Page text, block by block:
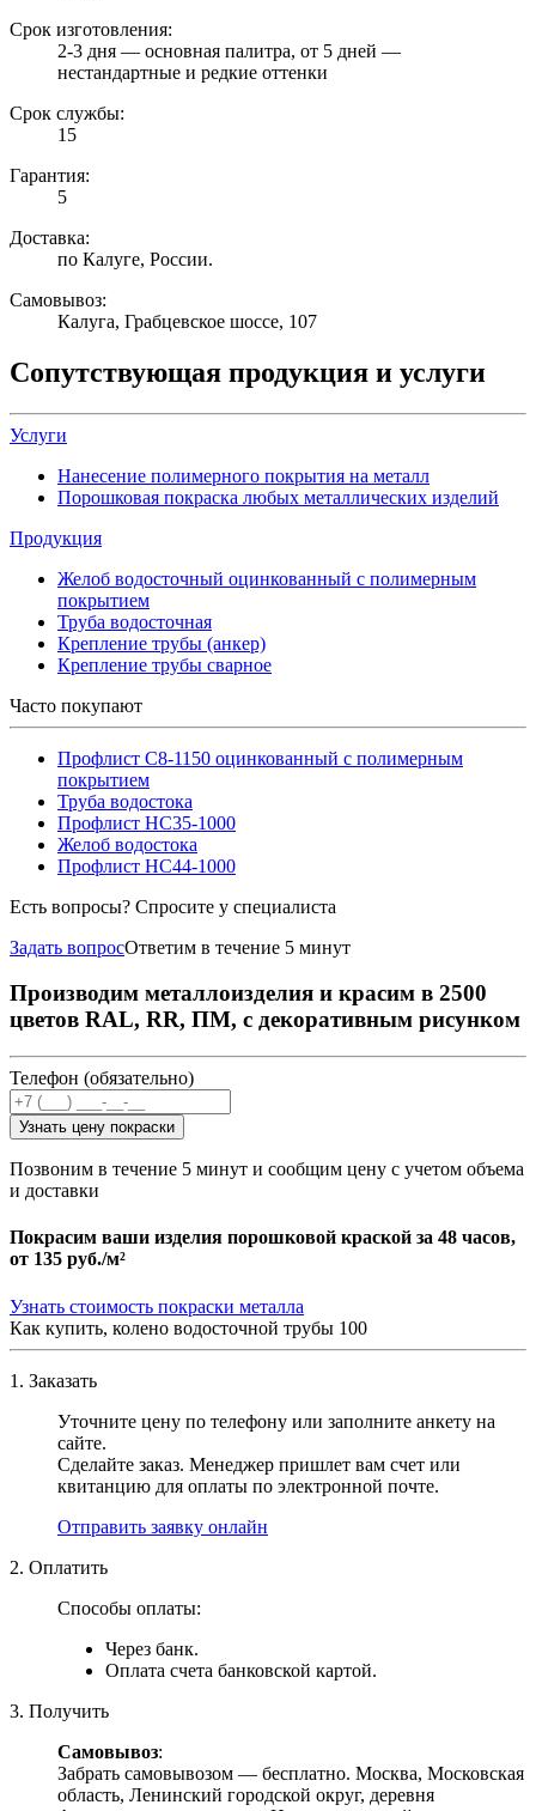
Срок изготовления:
2-3 дня — основная палитра, от 5 дней —
нестандартные и редкие оттенки
Срок службы:
15
Гарантия:
5
Доставка:
по Калуге, России.
Самовывоз:
Калуга, Грабцевское шоссе, 107
Сопутствующая продукция и услуги
Услуги
Нанесение полимерного покрытия на металл
Порошковая покраска любых металлических изделий
Продукция
Желоб водосточный оцинкованный с полимерным
покрытием
Труба водосточная
Крепление трубы (анкер)
Крепление трубы сварное
Часто покупают
Профлист С8-1150 оцинкованный с полимерным
покрытием
Труба водостока
Профлист НС35-1000
Желоб водостока
Профлист НС44-1000
Есть вопросы? Спросите у специалиста
Задать вопросОтветим в течение 5 минут
Производим металлоизделия и красим в 2500
цветов RAL, RR, ПМ, с декоративным рисунком
Телефон (обязательно)
Узнать цену покраски
Позвоним в течение 5 минут и сообщим цену с учетом объема
и доставки
Покрасим ваши изделия порошковой краской за 48 часов,
от 135 руб./м²
Узнать стоимость покраски металла
Как купить, колено водосточной трубы 100
1. Заказать
Уточните цену по телефону или заполните анкету на
сайте.
Сделайте заказ. Менеджер пришлет вам счет или
квитанцию для оплаты по электронной почте.
Отправить заявку онлайн
2. Оплатить
Способы оплаты:
Через банк.
Оплата счета банковской картой.
3. Получить
Самовывоз:
Забрать самовывозом — бесплатно. Москва, Московская
область, Ленинский городской округ, деревня